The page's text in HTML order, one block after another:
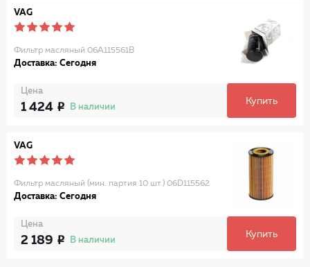
VAG
Фильтр масляный 06A115561B
Доставка: Сегодня
Цена
1 424 В наличии
Купить
VAG
Фильтр масляный (мин. партия 10 шт.) 06D115562
Доставка: Сегодня
Цена
2 189 В наличии
Купить